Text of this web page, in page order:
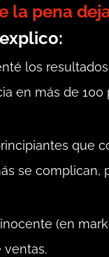
la pena
los
en más de 100
que
se complican,
(en
ventas.